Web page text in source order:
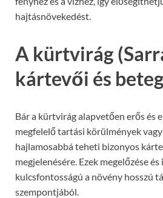
hajtásnövekedést.
A kürtvirág
kártevői és
Bár a kürtvirág alapvetően erős és
megfelelő tartási körülmények
hajlamosabbá teheti bizonyos
megjelenésére. Ezek megelőzése
kulcsfontosságú a növény hosszú
szempontjából.